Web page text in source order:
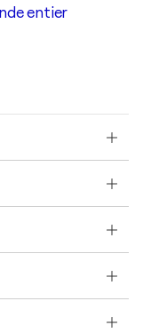
entier